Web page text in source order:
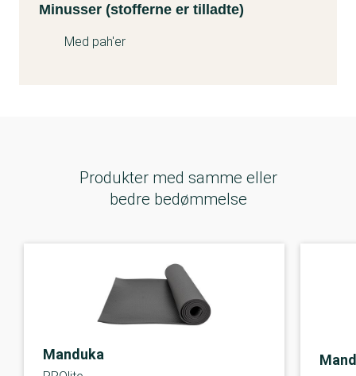
Minusser (stofferne er tilladte)
Med pah'er
Produkter med samme eller
bedre bedømmelse
Manduka